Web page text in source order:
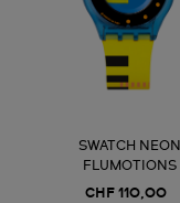
SWATCH NEON
FLUMOTIONS
CHF 110,00